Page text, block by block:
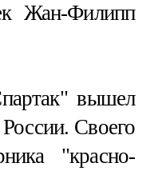
Жан-Филипп
вышел
Своего
"красно-